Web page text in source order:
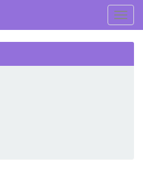
虫
虫
漫
网